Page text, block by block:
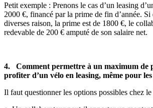
Petit exemple : Prenons le cas d’un leasing
2000 €, financé par la prime de fin d’année. Si
diverses raison, la prime est de 1800 €, le
redevable de 200 € amputé de son salaire net.
4. Comment permettre à un maximum de
profiter d’un vélo en leasing, même pour
Il faut questionner les options possibles chez le